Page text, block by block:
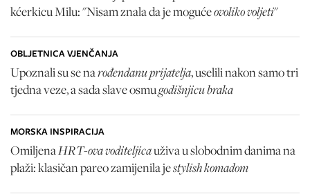
kćerkicu Milu: "Nisam znala da je mogućeovoliko voljeti"
OBLJETNICA VJENČANJA
Upoznali su se narođendanu prijatelja, uselili nakon samo tri
tjedna veze, a sada slave osmugodišnjicu braka
MORSKA INSPIRACIJA
OmiljenaHRT-ova voditeljicauživa u slobodnim danima na
plaži: klasičan pareo zamijenila jestylish komadom